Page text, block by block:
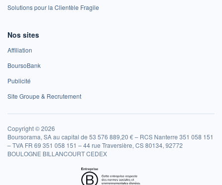
Solutions pour la Clientèle Fragile
Nos sites
Affiliation
BoursoBank
Publicité
Site Groupe & Recrutement
Copyright © 2026
Boursorama, SA au capital de 53 576 889,20 € – RCS Nanterre 351 058 151
– TVA FR 69 351 058 151 – 44 rue Traversière, CS 80134, 92772
BOULOGNE BILLANCOURT CEDEX